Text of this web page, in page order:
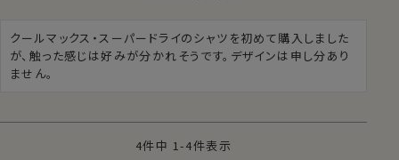
クールマックス・スーパードライのシャツを初めて購入しました
が、触った感じは好みが分かれそうです。デザインは申し分あり
ません。
4件中 1-4件表示